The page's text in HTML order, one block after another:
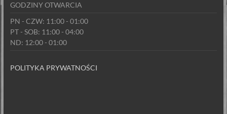
GODZINY OTWARCIA
PN - CZW: 11:00 - 01:00
PT - SOB: 11:00 - 04:00
ND: 12:00 - 01:00
POLITYKA PRYWATNOŚCI